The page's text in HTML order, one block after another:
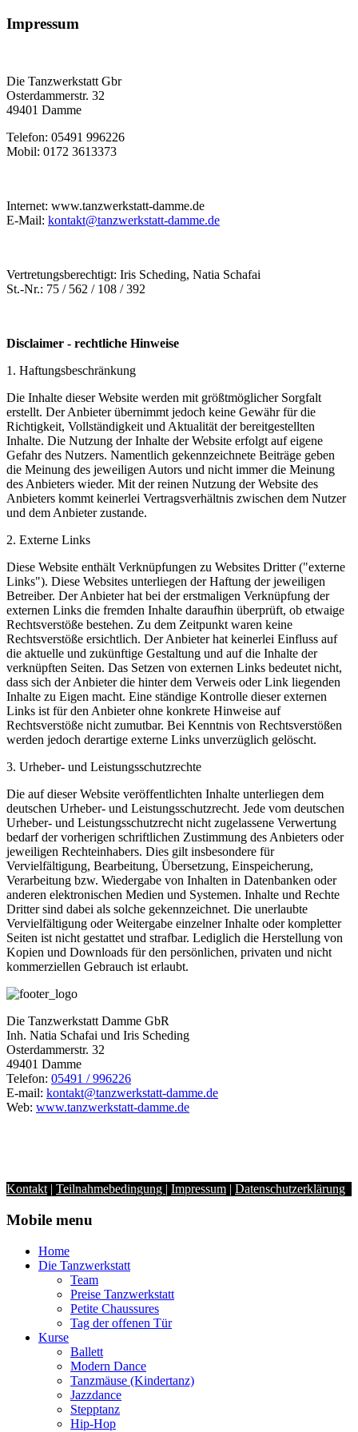
Impressum
Die Tanzwerkstatt Gbr
Osterdammerstr. 32
49401 Damme
Telefon: 05491 996226
Mobil: 0172 3613373
Internet: www.tanzwerkstatt-damme.de
E-Mail: kontakt@tanzwerkstatt-damme.de
Vertretungsberechtigt: Iris Scheding, Natia Schafai
St.-Nr.: 75 / 562 / 108 / 392
Disclaimer - rechtliche Hinweise
1. Haftungsbeschränkung
Die Inhalte dieser Website werden mit größtmöglicher Sorgfalt
erstellt. Der Anbieter übernimmt jedoch keine Gewähr für die
Richtigkeit, Vollständigkeit und Aktualität der bereitgestellten
Inhalte. Die Nutzung der Inhalte der Website erfolgt auf eigene
Gefahr des Nutzers. Namentlich gekennzeichnete Beiträge geben
die Meinung des jeweiligen Autors und nicht immer die Meinung
des Anbieters wieder. Mit der reinen Nutzung der Website des
Anbieters kommt keinerlei Vertragsverhältnis zwischen dem Nutzer
und dem Anbieter zustande.
2. Externe Links
Diese Website enthält Verknüpfungen zu Websites Dritter ("externe
Links"). Diese Websites unterliegen der Haftung der jeweiligen
Betreiber. Der Anbieter hat bei der erstmaligen Verknüpfung der
externen Links die fremden Inhalte daraufhin überprüft, ob etwaige
Rechtsverstöße bestehen. Zu dem Zeitpunkt waren keine
Rechtsverstöße ersichtlich. Der Anbieter hat keinerlei Einfluss auf
die aktuelle und zukünftige Gestaltung und auf die Inhalte der
verknüpften Seiten. Das Setzen von externen Links bedeutet nicht,
dass sich der Anbieter die hinter dem Verweis oder Link liegenden
Inhalte zu Eigen macht. Eine ständige Kontrolle dieser externen
Links ist für den Anbieter ohne konkrete Hinweise auf
Rechtsverstöße nicht zumutbar. Bei Kenntnis von Rechtsverstößen
werden jedoch derartige externe Links unverzüglich gelöscht.
3. Urheber- und Leistungsschutzrechte
Die auf dieser Website veröffentlichten Inhalte unterliegen dem
deutschen Urheber- und Leistungsschutzrecht. Jede vom deutschen
Urheber- und Leistungsschutzrecht nicht zugelassene Verwertung
bedarf der vorherigen schriftlichen Zustimmung des Anbieters oder
jeweiligen Rechteinhabers. Dies gilt insbesondere für
Vervielfältigung, Bearbeitung, Übersetzung, Einspeicherung,
Verarbeitung bzw. Wiedergabe von Inhalten in Datenbanken oder
anderen elektronischen Medien und Systemen. Inhalte und Rechte
Dritter sind dabei als solche gekennzeichnet. Die unerlaubte
Vervielfältigung oder Weitergabe einzelner Inhalte oder kompletter
Seiten ist nicht gestattet und strafbar. Lediglich die Herstellung von
Kopien und Downloads für den persönlichen, privaten und nicht
kommerziellen Gebrauch ist erlaubt.
Die Tanzwerkstatt Damme GbR
Inh. Natia Schafai und Iris Scheding
Osterdammerstr. 32
49401 Damme
Telefon: 05491 / 996226
E-mail: kontakt@tanzwerkstatt-damme.de
Web: www.tanzwerkstatt-damme.de
Kontakt| Teilnahmebedingung | Impressum | Datenschutzerklärung
Mobile menu
Home
Die Tanzwerkstatt
Team
Preise Tanzwerkstatt
Petite Chaussures
Tag der offenen Tür
Kurse
Ballett
Modern Dance
Tanzmäuse (Kindertanz)
Jazzdance
Stepptanz
Hip-Hop